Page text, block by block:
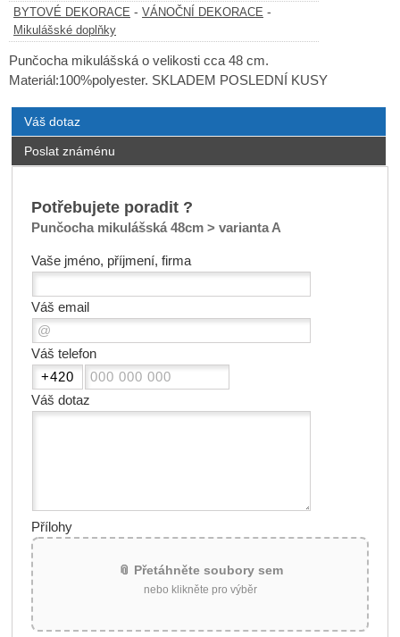
BYTOVÉ DEKORACE - VÁNOČNÍ DEKORACE -
Mikulášské doplňky
Punčocha mikulášská o velikosti cca 48 cm.
Materiál:100%polyester. SKLADEM POSLEDNÍ KUSY
Váš dotaz
Poslat známénu
Potřebujete poradit ?
Punčocha mikulášská 48cm > varianta A
Vaše jméno, příjmení, firma
Váš email
Váš telefon
Váš dotaz
Přílohy
📎 Přetáhněte soubory sem
nebo klikněte pro výběr